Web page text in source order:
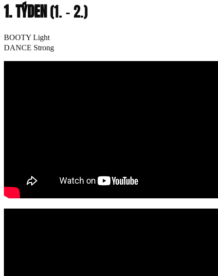
1. TÝDEN(1. – 2.)
BOOTY Light
DANCE Strong